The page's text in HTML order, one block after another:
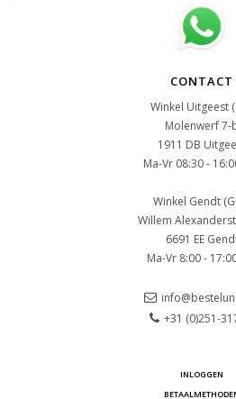
CONTACT
Winkel Uitgeest
Molenwerf 7-
1911 DB
Ma-Vr 08:30 -
Winkel Gendt
Willem
6691 EE
Ma-Vr 8:00 -
+31 (0)251-
INLOGGEN